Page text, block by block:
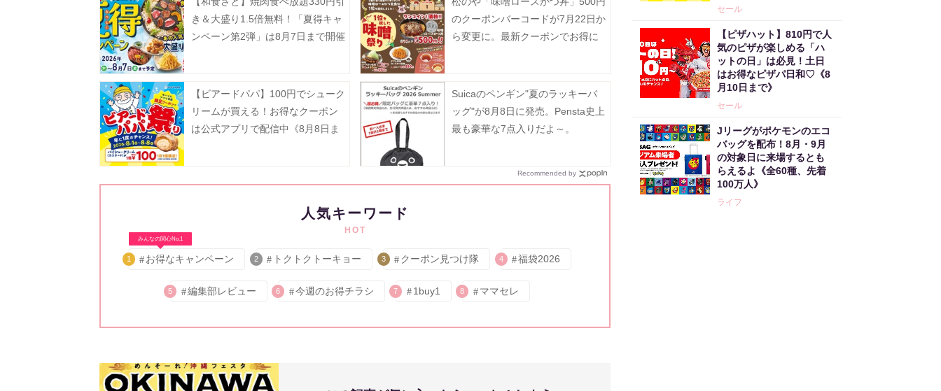
き＆大盛り1.5倍無料！「夏得キャ
ンペーン第2弾」は8月7日まで開催
のクーポンバーコードが7月22日か
ら変更に。最新クーポンでお得に
【ビアードパパ】100円でシューク
リームが買える！お得なクーポン
は公式アプリで配信中《8月8日ま
Suicaのペンギン"夏のラッキーバ
ッグ"が8月8日に発売。Pensta史上
最も豪華な7点入りだよ～。
Recommended by
人気キーワード
HOT
みんなの関心No.1
1 お得なキャンペーン 2 トクトクトーキョー 3 クーポン見つけ隊 4 福袋2026
5 編集部レビュー 6 今週のお得チラシ 7 1buy1 8 ママセレ
セール
【ピザハット】810円で人
気のピザが楽しめる「ハ
ットの日」は必見！土日
はお得なピザパ日和♡《8
月10日まで》
セール
Jリーグがポケモンのエコ
バッグを配布！8月・9月
の対象日に来場するとも
らえるよ《全60種、先着
100万人》
ライフ